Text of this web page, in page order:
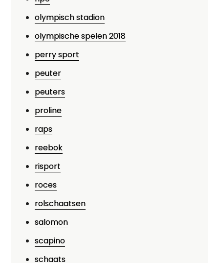
olympisch stadion
olympische spelen 2018
perry sport
peuter
peuters
proline
raps
reebok
risport
roces
rolschaatsen
salomon
scapino
schaats